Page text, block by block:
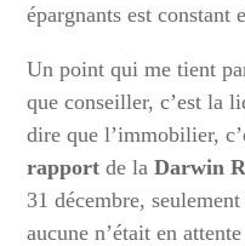
épargnants est constant
Un point qui me tient
que conseiller, c’est la
dire que l’immobilier,
rapport de laDarwin
31 décembre,
aucune n’était en